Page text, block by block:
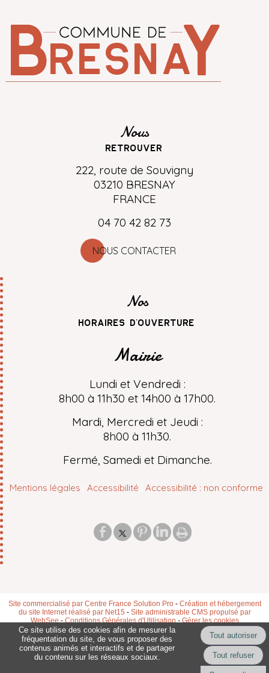
Nous
retrouver
222, route de Souvigny
03210 BRESNAY
FRANCE
04 70 42 82 73
NOUS CONTACTER
Nos
horaires d'ouverture
Mairie
Lundi et Vendredi :
8h00 à 11h30 et 14h00 à 17h00.
Mardi, Mercredi et Jeudi :
8h00 à 11h30.
Fermé, Samedi et Dimanche.
Mentions légales Accessibilité Accessibilité : non conforme
Site commercialisé par Centre France Solution Pro- Création et hébergement
du site Internet réalisé par Net15 - Site administrable CMS propulsé par
WebSee-Conditions Générales d'Utilisation-Gérer les cookies
Ce site utilise des cookies afin de mesurer la
fréquentation du site, de vous proposer des
contenus animés et interactifs et de partager
du contenu sur les réseaux sociaux.